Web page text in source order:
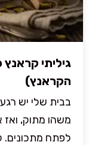
גיליתי
הקראנץ)
בבית שלי יש
משהו מתוק,
לפתח מתכונים.